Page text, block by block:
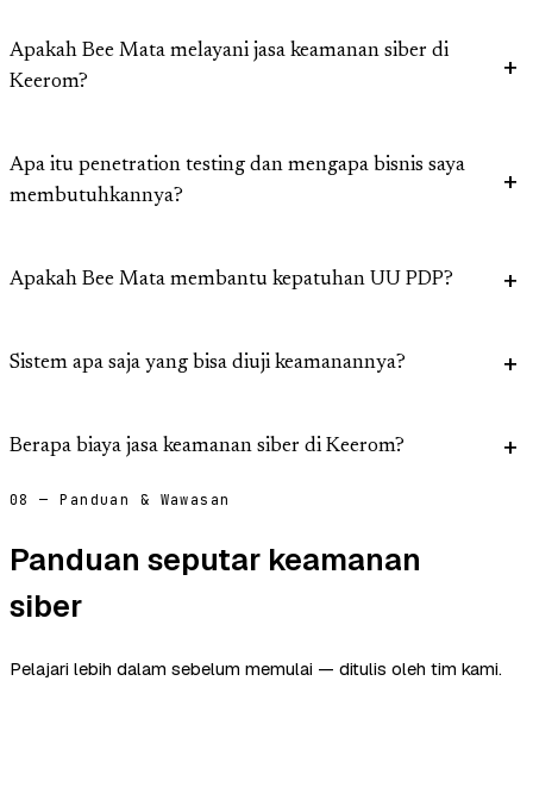
Apakah Bee Mata melayani jasa keamanan siber di
Keerom?
Apa itu penetration testing dan mengapa bisnis saya
membutuhkannya?
Apakah Bee Mata membantu kepatuhan UU PDP?
Sistem apa saja yang bisa diuji keamanannya?
Berapa biaya jasa keamanan siber di Keerom?
08 — Panduan & Wawasan
Panduan seputar keamanan
siber
Pelajari lebih dalam sebelum memulai — ditulis oleh tim kami.